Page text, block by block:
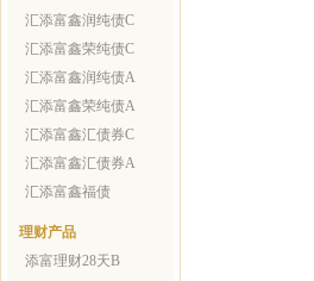
汇添富鑫润纯债C
汇添富鑫荣纯债C
汇添富鑫润纯债A
汇添富鑫荣纯债A
汇添富鑫汇债券C
汇添富鑫汇债券A
汇添富鑫福债
理财产品
添富理财28天B